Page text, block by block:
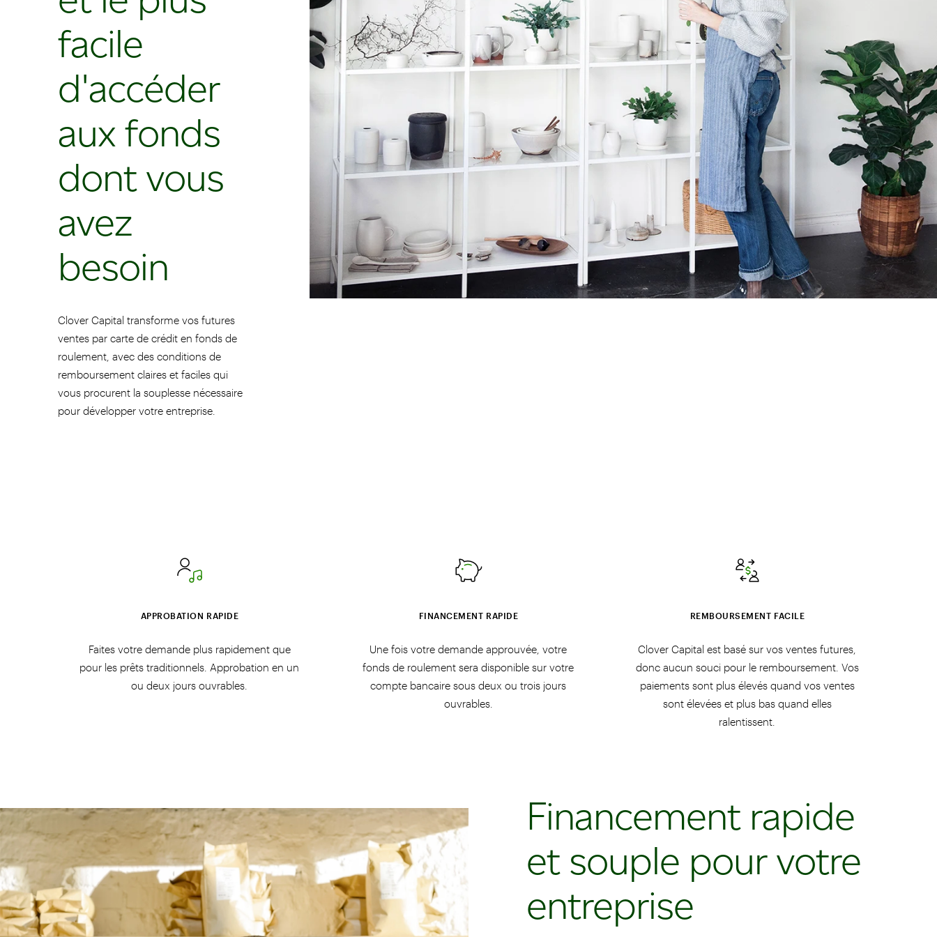
facile
d'accéder
aux fonds
dont vous
avez
besoin
Clover Capital transforme vos futures
ventes par carte de crédit en fonds de
roulement, avec des conditions de
remboursement claires et faciles qui
vous procurent la souplesse nécessaire
pour développer votre entreprise.
APPROBATION RAPIDE
Faites votre demande plus rapidement que
pour les prêts traditionnels. Approbation en un
ou deux jours ouvrables.
FINANCEMENT RAPIDE
Une fois votre demande approuvée, votre
fonds de roulement sera disponible sur votre
compte bancaire sous deux ou trois jours
ouvrables.
REMBOURSEMENT FACILE
Clover Capital est basé sur vos ventes futures,
donc aucun souci pour le remboursement. Vos
paiements sont plus élevés quand vos ventes
sont élevées et plus bas quand elles
ralentissent.
Financement rapide
et souple pour votre
entreprise